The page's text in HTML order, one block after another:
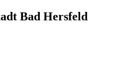
Bad Hersfeld